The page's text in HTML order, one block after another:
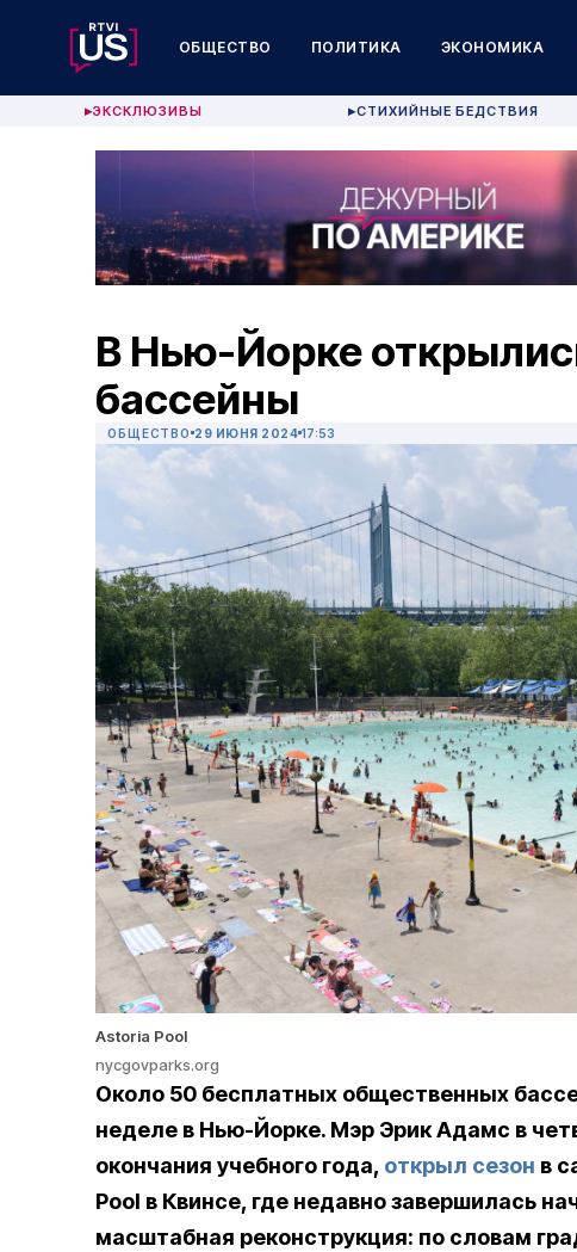
ОБЩЕСТВО ПОЛИТИКА ЭКОНОМИКА
▶ЭКСКЛЮЗИВЫ ▶СТИХИЙНЫЕ БЕДСТВИЯ
В Нью-Йорке
бассейны
ОБЩЕСТВО 29 ИЮНЯ 2024 17:53
Astoria Pool
nycgovparks.org
Около 50 бесплатных общественных
неделе в Нью-Йорке. Мэр Эрик Адамс в
окончания учебного года, открыл сезон в
Pool в Квинсе, где недавно завершилась
масштабная реконструкция: по словам